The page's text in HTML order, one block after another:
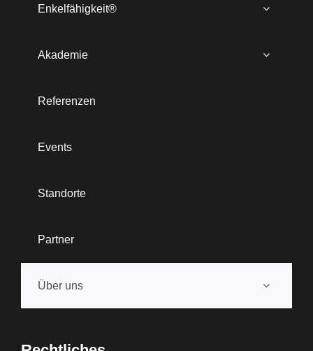
Enkelfähigkeit®
Akademie
Referenzen
Events
Standorte
Partner
Über uns